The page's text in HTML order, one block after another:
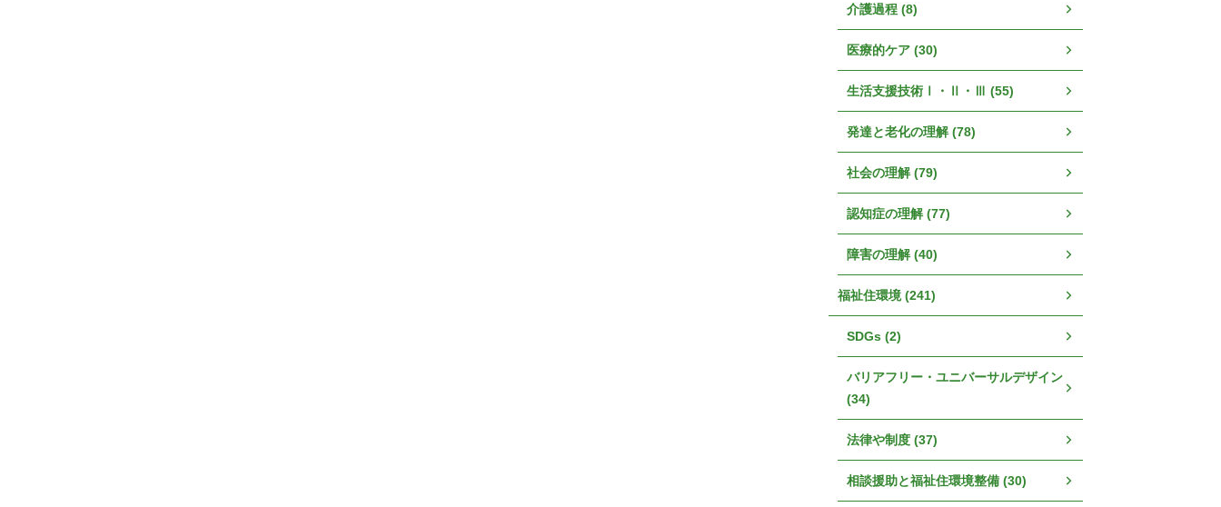
介護過程 (8)
医療的ケア (30)
生活支援技術Ⅰ・Ⅱ・Ⅲ (55)
発達と老化の理解 (78)
社会の理解 (79)
認知症の理解 (77)
障害の理解 (40)
福祉住環境 (241)
SDGs (2)
バリアフリー・ユニバーサルデザイン
(34)
法律や制度 (37)
相談援助と福祉住環境整備 (30)